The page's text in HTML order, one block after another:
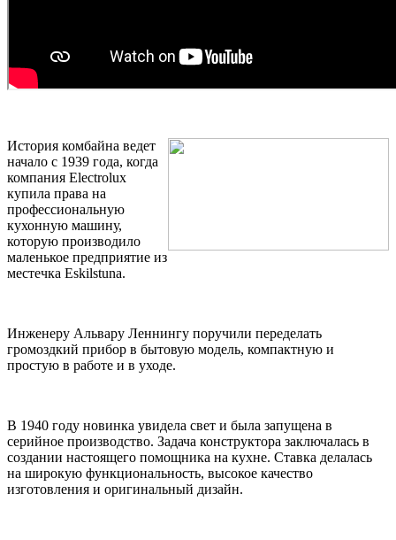
История комбайна ведет
начало с 1939 года, когда
компания Electrolux
купила права на
профессиональную
кухонную машину,
которую производило
маленькое предприятие из
местечка Eskilstuna.
Инженеру Альвару Леннингу поручили переделать
громоздкий прибор в бытовую модель, компактную и
простую в работе и в уходе.
В 1940 году новинка увидела свет и была запущена в
серийное производство. Задача конструктора заключалась в
создании настоящего помощника на кухне. Ставка делалась
на широкую функциональность, высокое качество
изготовления и оригинальный дизайн.